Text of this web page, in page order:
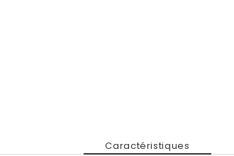
Caractéristiques